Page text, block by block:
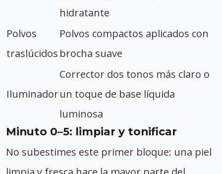
hidratante
Polvos
traslúcidos
Polvos compactos aplicados con
brocha suave
Iluminador
Corrector dos tonos más claro o
un toque de base líquida
luminosa
Minuto 0–5: limpiar y tonificar
No subestimes este primer bloque: una piel